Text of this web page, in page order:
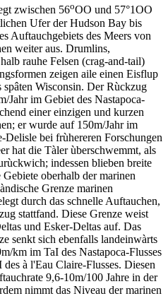
zwischen 56oOO und 57°1OO
Ufer der Hudson Bay bis
Auftauchgebiets des Meers von
weiter aus. Drumlins,
rauhe Felsen (crag-and-tail)
zeigen aile einen Eisflup
spâten Wisconsin. Der Rùckzug
Jahr im Gebiet des Nastapoca-
einer einzigen und kurzen
er wurde auf 150m/Jahr im
bei frùhereren Forschungen
hat die Tàler ùberschwemmt, als
indessen blieben breite
oberhalb der marinen
Grenze marinen
durch das schnelle Auftauchen,
stattfand. Diese Grenze weist
und Esker-Deltas auf. Das
senkt sich ebenfalls landeinwàrts
km im TaI des Nastapoca-Flusses
à l'Eau Claire-Flusses. Diesen
9,6-10m/100 Jahre in der
nimmt das Niveau der marinen